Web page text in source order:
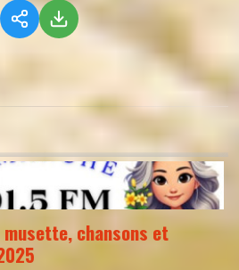
musette, chansons et